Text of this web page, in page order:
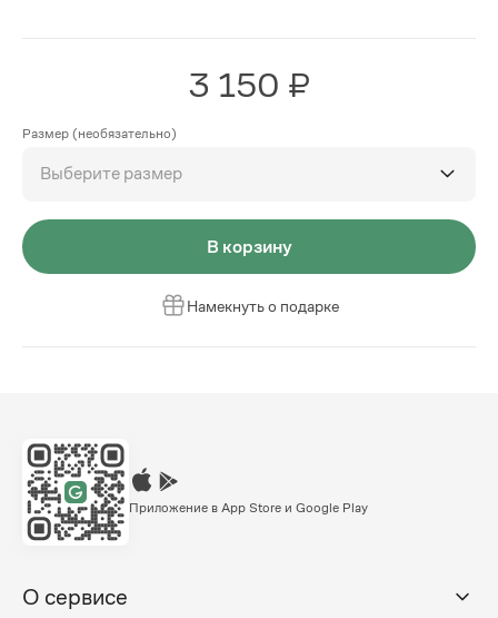
3 150 ₽
Размер (необязательно)
Выберите размер
В корзину
Намекнуть о подарке
Приложение в App Store и Google Play
О сервисе